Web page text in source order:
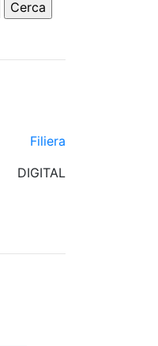
Filiera
DIGITAL